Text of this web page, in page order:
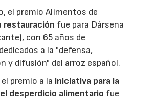
el premio Alimentos de
restauración fue para Dársena
con 65 años de
a la "defensa,
y difusión" del arroz español.
premio a la iniciativa para la
desperdicio alimentario fue